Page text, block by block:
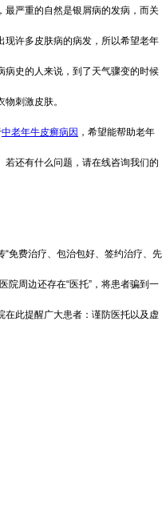
最严重的自然是银屑病的发病，而关
现许多皮肤病的病发，所以希望老年
病史的人来说，到了天气骤变的时候
刺激皮肤。
中老年牛皮癣病因 ，希望能帮助老年
若还有什么问题，请在线咨询我们的
免费治疗、包治包好、签约治疗、先
院周边还存在“医托”，将患者骗到一
在此提醒广大患者：谨防医托以及虚